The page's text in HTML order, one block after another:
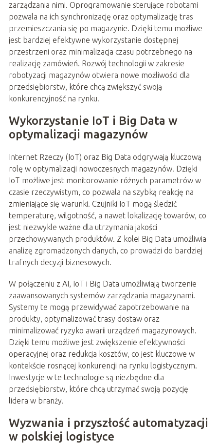
zarządzania nimi. Oprogramowanie sterujące robotami
pozwala na ich synchronizację oraz optymalizację tras
przemieszczania się po magazynie. Dzięki temu możliwe
jest bardziej efektywne wykorzystanie dostępnej
przestrzeni oraz minimalizacja czasu potrzebnego na
realizację zamówień. Rozwój technologii w zakresie
robotyzacji magazynów otwiera nowe możliwości dla
przedsiębiorstw, które chcą zwiększyć swoją
konkurencyjność na rynku.
Wykorzystanie IoT i Big Data w
optymalizacji magazynów
Internet Rzeczy (IoT) oraz Big Data odgrywają kluczową
rolę w optymalizacji nowoczesnych magazynów. Dzięki
IoT możliwe jest monitorowanie różnych parametrów w
czasie rzeczywistym, co pozwala na szybką reakcję na
zmieniające się warunki. Czujniki IoT mogą śledzić
temperaturę, wilgotność, a nawet lokalizację towarów, co
jest niezwykle ważne dla utrzymania jakości
przechowywanych produktów. Z kolei Big Data umożliwia
analizę zgromadzonych danych, co prowadzi do bardziej
trafnych decyzji biznesowych.
W połączeniu z AI, IoT i Big Data umożliwiają tworzenie
zaawansowanych systemów zarządzania magazynami.
Systemy te mogą przewidywać zapotrzebowanie na
produkty, optymalizować trasy dostaw oraz
minimalizować ryzyko awarii urządzeń magazynowych.
Dzięki temu możliwe jest zwiększenie efektywności
operacyjnej oraz redukcja kosztów, co jest kluczowe w
kontekście rosnącej konkurencji na rynku logistycznym.
Inwestycje w te technologie są niezbędne dla
przedsiębiorstw, które chcą utrzymać swoją pozycję
lidera w branży.
Wyzwania i przyszłość automatyzacji
w polskiej logistyce